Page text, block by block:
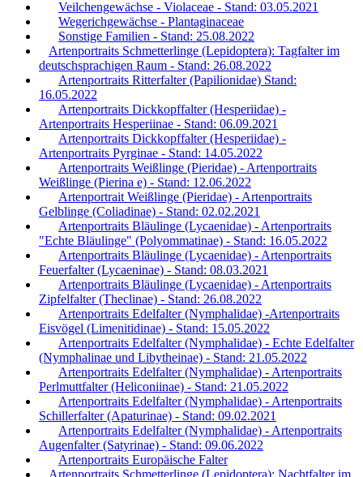
Veilchengewächse - Violaceae - Stand: 03.05.2021
Wegerichgewächse - Plantaginaceae
Sonstige Familien - Stand: 25.08.2022
Artenportraits Schmetterlinge (Lepidoptera): Tagfalter im
deutschsprachigen Raum - Stand: 26.08.2022
Artenportraits Ritterfalter (Papilionidae) Stand:
16.05.2022
Artenportraits Dickkopffalter (Hesperiidae) -
Artenportraits Hesperiinae - Stand: 06.09.2021
Artenportraits Dickkopffalter (Hesperiidae) -
Artenportraits Pyrginae - Stand: 14.05.2022
Artenportraits Weißlinge (Pieridae) - Artenportraits
Weißlinge (Pierina e) - Stand: 12.06.2022
Artenportrait Weißlinge (Pieridae) - Artenportraits
Gelblinge (Coliadinae) - Stand: 02.02.2021
Artenportraits Bläulinge (Lycaenidae) - Artenportraits
"Echte Bläulinge" (Polyommatinae) - Stand: 16.05.2022
Artenportraits Bläulinge (Lycaenidae) - Artenportraits
Feuerfalter (Lycaeninae) - Stand: 08.03.2021
Artenportraits Bläulinge (Lycaenidae) - Artenportraits
Zipfelfalter (Theclinae) - Stand: 26.08.2022
Artenportraits Edelfalter (Nymphalidae) -Artenportraits
Eisvögel (Limenitidinae) - Stand: 15.05.2022
Artenportraits Edelfalter (Nymphalidae) - Echte Edelfalter
(Nymphalinae und Libytheinae) - Stand: 21.05.2022
Artenportraits Edelfalter (Nymphalidae) - Artenportraits
Perlmuttfalter (Heliconiinae) - Stand: 21.05.2022
Artenportraits Edelfalter (Nymphalidae) - Artenportraits
Schillerfalter (Apaturinae) - Stand: 09.02.2021
Artenportraits Edelfalter (Nymphalidae) - Artenportraits
Augenfalter (Satyrinae) - Stand: 09.06.2022
Artenportraits Europäische Falter
Artenportraits Schmetterlinge (Lepidoptera): Nachtfalter im